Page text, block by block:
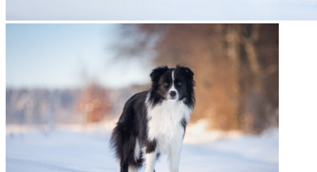
10|01|2022 – Halo, Broad­me­a­dows Halo